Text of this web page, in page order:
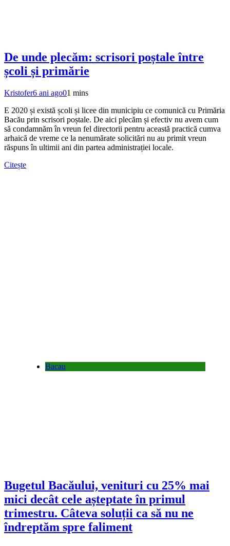
De unde plecăm: scrisori poștale între
școli și primărie
Kristofer6 ani ago01 mins
E 2020 și există școli și licee din municipiu ce comunică cu Primăria
Bacău prin scrisori poștale. De aici plecăm și efectiv nu avem cum
să condamnăm în vreun fel directorii pentru această practică cumva
arhaică de vreme ce la nenumărate solicitări nu au primit vreun
răspuns în ultimii ani din partea administrației locale.
Citește
Bacau
Bugetul Bacăului, venituri cu 25% mai
mici decât cele așteptate în primul
trimestru. Câteva soluții ca să nu ne
îndreptăm spre faliment